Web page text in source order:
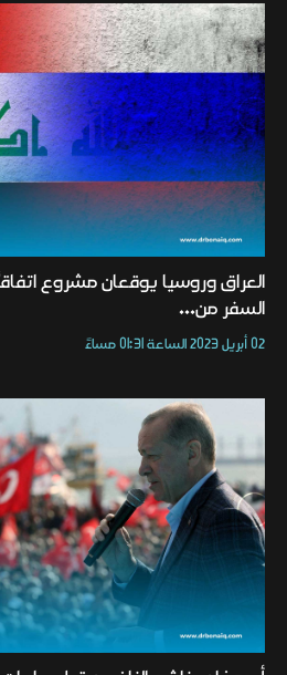
العراق وروسيا يوقعان مشروع
السفر من...
02 أبريل 2023 الساعة 01:31 مساءً